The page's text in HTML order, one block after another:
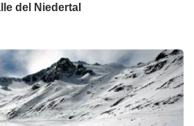
del Niedertal